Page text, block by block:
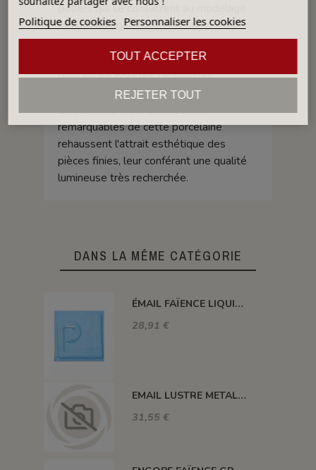
potiers qui se consacrent au modelage
et au tournage.
Sa grande plasticité permet de créer des
pièces délicates et raffinées, ce qui la
rend idéale pour les céramiques
fonctionnelles et décoratives.
La blancheur et la translucidité
remarquables de cette porcelaine
rehaussent l'attrait esthétique des
pièces finies, leur conférant une qualité
lumineuse très recherchée.
DANS LA MÊME CATÉGORIE
ÉMAIL FAÏENCE LIQUIDE OPAQUE SS PLOMB BRILLANT TURQUOISE 1KG EOSP4LL
28,91 €
EMAIL LUSTRE METALLISE BLEU FONCE REACTIF R1005 (jusqu'à fin des stoc
31,55 €
Politique de cookies Personnaliser les cookies
REJETER TOUT
TOUT ACCEPTER